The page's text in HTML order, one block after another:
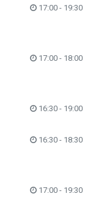
17:00 - 19:30
17:00 - 18:00
16:30 - 19:00
16:30 - 18:30
17:00 - 19:30